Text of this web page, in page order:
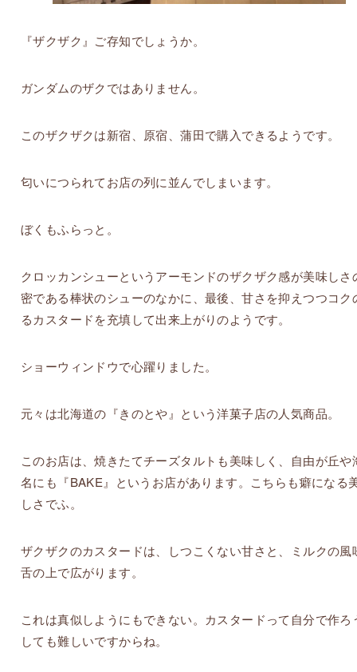
『ザクザク』ご存知でしょうか。
ガンダムのザクではありません。
このザクザクは新宿、原宿、蒲田で購入できるようです。
匂いにつられてお店の列に並んでしまいます。
ぼくもふらっと。
クロッカンシューというアーモンドのザクザク感が美味しさ
密である棒状のシューのなかに、最後、甘さを抑えつつコク
るカスタードを充填して出来上がりのようです。
ショーウィンドウで心躍りました。
元々は北海道の『きのとや』という洋菓子店の人気商品。
このお店は、焼きたてチーズタルトも美味しく、自由が丘や
名にも『BAKE』というお店があります。こちらも癖になる
しさでふ。
ザクザクのカスタードは、しつこくない甘さと、ミルクの風
舌の上で広がります。
これは真似しようにもできない。カスタードって自分で作ろ
しても難しいですからね。